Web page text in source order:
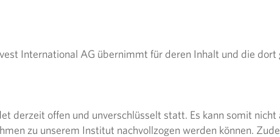
International AG übernimmt für deren Inhalt und die dort
offen und unverschlüsselt statt. Es kann somit nicht
zu unserem Institut nachvollzogen werden können.